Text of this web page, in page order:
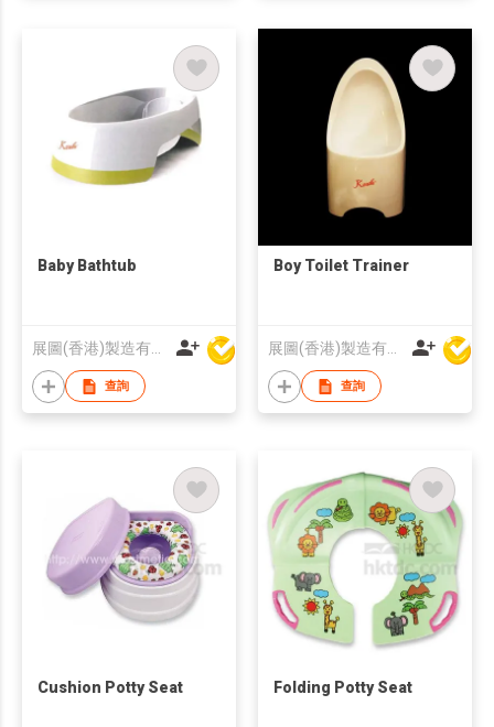
Baby Bathtub
查詢
Boy Toilet Trainer
查詢
Cushion Potty Seat Folding Potty Seat